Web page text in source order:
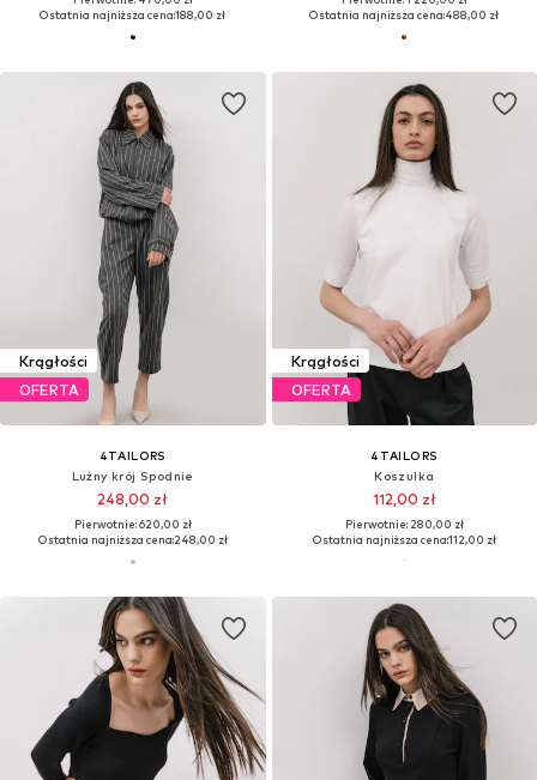
Ostatnia najniższa cena:188,00 zł
Ostatnia najniższa cena:488,00 zł
Krągłości
OFERTA
4TAILORS
Lużny krój Spodnie
248,00 zł
Pierwotnie: 620,00 zł
Ostatnia najniższa cena:248,00 zł
Krągłości
OFERTA
4TAILORS
Koszulka
112,00 zł
Pierwotnie: 280,00 zł
Ostatnia najniższa cena:112,00 zł